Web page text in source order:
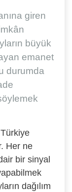
giren
büyük
emanet
durumda
Her ne
bir sinyal
dağılım